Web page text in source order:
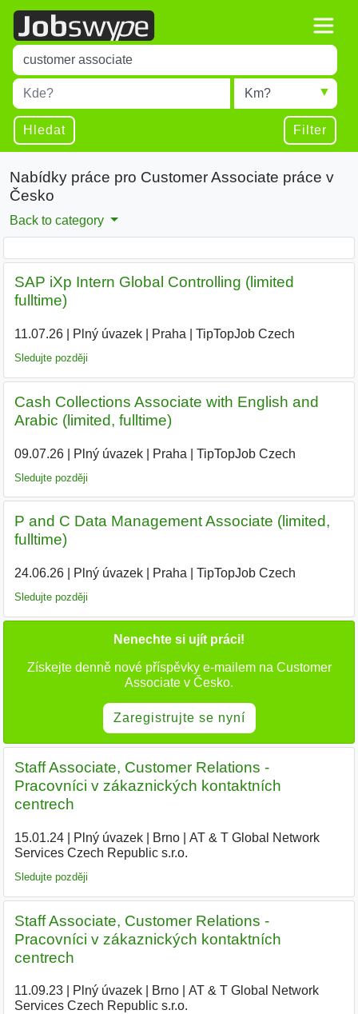
Title
Type 1 or more characters for results.
Místo
Type 1 or more characters for results.
Radius
Hledat Filter
Nabídky práce pro Customer Associate práce v
Česko
Back to category
SAP iXp Intern Global Controlling (limited
fulltime)
11.07.26| Plný úvazek| Praha TipTopJob Czech
Sledujte později
Cash Collections Associate with English and
Arabic (limited, fulltime)
09.07.26| Plný úvazek| Praha TipTopJob Czech
Sledujte později
P and C Data Management Associate (limited,
fulltime)
24.06.26| Plný úvazek| Praha TipTopJob Czech
Sledujte později
Nenechte si ujít práci!
Získejte denně nové příspěvky e-mailem na Customer
Associate v Česko.
Zaregistrujte se nyní
Staff Associate, Customer Relations -
Pracovníci v zákaznických kontaktních
centrech
15.01.24| Plný úvazek| Brno|
AT & T Global Network
Services Czech Republic s.r.o.
Sledujte později
Staff Associate, Customer Relations -
Pracovníci v zákaznických kontaktních
centrech
11.09.23| Plný úvazek| Brno|
AT & T Global Network
Services Czech Republic s.r.o.